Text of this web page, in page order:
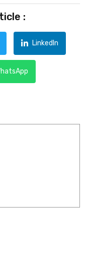
:
LinkedIn